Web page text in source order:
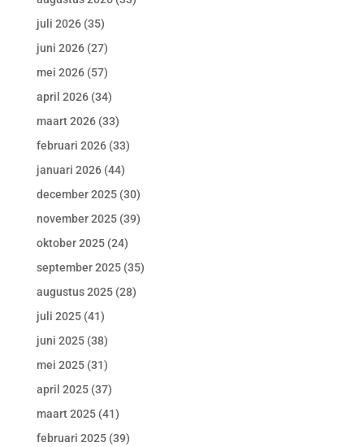
juli 2026(35)
juni 2026(27)
mei 2026(57)
april 2026(34)
maart 2026(33)
februari 2026(33)
januari 2026(44)
december 2025(30)
november 2025(39)
oktober 2025(24)
september 2025(35)
augustus 2025(28)
juli 2025(41)
juni 2025(38)
mei 2025(31)
april 2025(37)
maart 2025(41)
februari 2025(39)